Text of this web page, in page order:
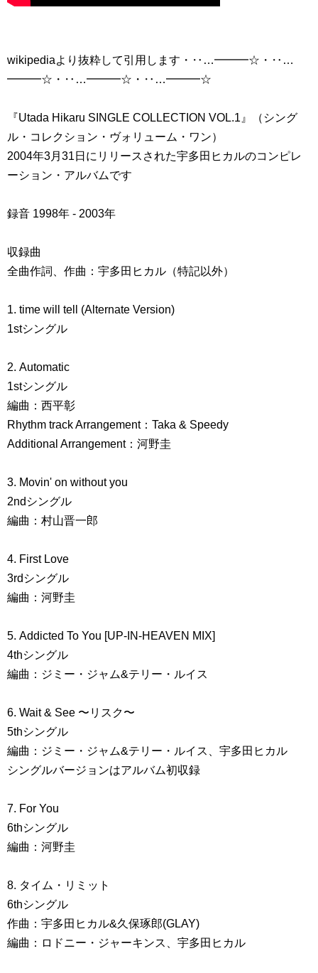
wikipediaより抜粋して引用します・‥…━━━☆・‥…
━━━☆・‥…━━━☆・‥…━━━☆
『Utada Hikaru SINGLE COLLECTION VOL.1』（シング
ル・コレクション・ヴォリューム・ワン）
2004年3月31日にリリースされた宇多田ヒカルのコンピレ
ーション・アルバムです
録音 1998年 - 2003年
収録曲
全曲作詞、作曲：宇多田ヒカル（特記以外）
1. time will tell (Alternate Version)
1stシングル
2. Automatic
1stシングル
編曲：西平彰
Rhythm track Arrangement：Taka & Speedy
Additional Arrangement：河野圭
3. Movin' on without you
2ndシングル
編曲：村山晋一郎
4. First Love
3rdシングル
編曲：河野圭
5. Addicted To You [UP-IN-HEAVEN MIX]
4thシングル
編曲：ジミー・ジャム&テリー・ルイス
6. Wait & See 〜リスク〜
5thシングル
編曲：ジミー・ジャム&テリー・ルイス、宇多田ヒカル
シングルバージョンはアルバム初収録
7. For You
6thシングル
編曲：河野圭
8. タイム・リミット
6thシングル
作曲：宇多田ヒカル&久保琢郎(GLAY)
編曲：ロドニー・ジャーキンス、宇多田ヒカル